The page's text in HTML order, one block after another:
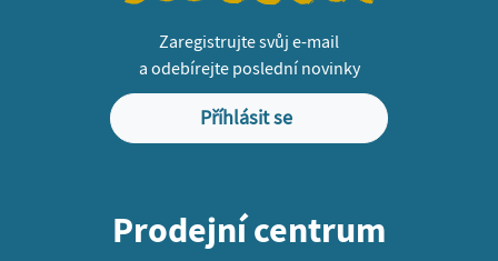
Zaregistrujte svůj e-mail
a odebírejte poslední novinky
Příhlásit se
Prodejní centrum